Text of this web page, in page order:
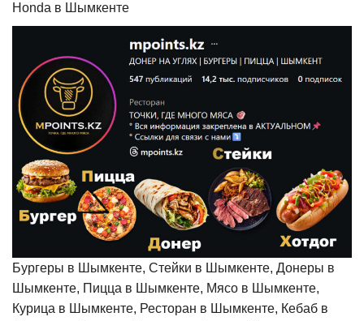
Honda в Шымкенте
Бургеры в Шымкенте, Стейки в Шымкенте, Донеры в
Шымкенте, Пицца в Шымкенте, Мясо в Шымкенте,
Курица в Шымкенте, Ресторан в Шымкенте, Кебаб в